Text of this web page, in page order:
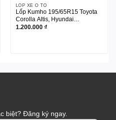
LỐP XE Ô TÔ
Lốp Kumho 195/65R15 Toyota
Corolla Altis, Hyundai
i30, Mazda 626, Toyota
1.200.000 ₫
biệt? Đăng ký ngay.